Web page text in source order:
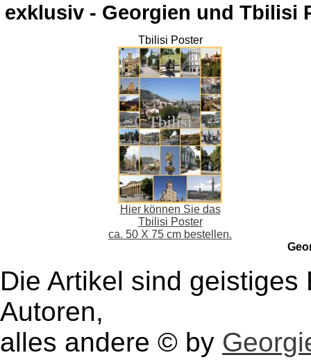
exklusiv - Georgien und Tbilisi
Tbilisi Poster
Hier können Sie das
Tbilisi Poster
ca. 50 X 75 cm bestellen.
Die Artikel sind
Autoren,
alles andere © by